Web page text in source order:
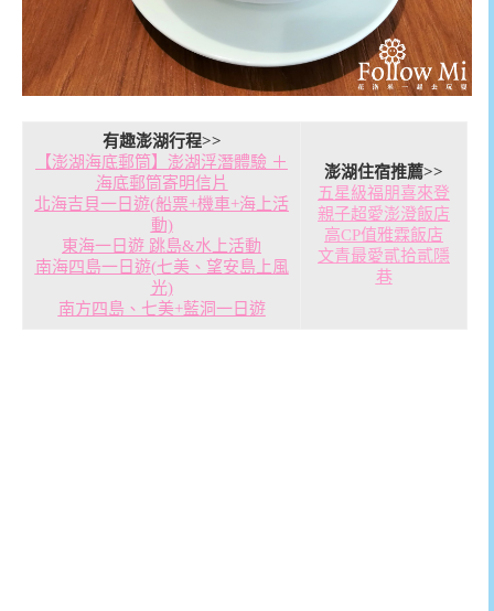
有趣澎湖行程>>
【澎湖海底郵筒】澎湖浮潛體驗 ＋
海底郵筒寄明信片
北海吉貝一日遊(船票+機車+海上活
動)
東海一日遊 跳島&水上活動
南海四島一日遊(七美、望安島上風
光)
南方四島、七美+藍洞一日遊
澎湖住宿推薦>>
五星級福朋喜來登
親子超愛澎澄飯店
高CP值雅霖飯店
文青最愛貳拾貳隱
巷